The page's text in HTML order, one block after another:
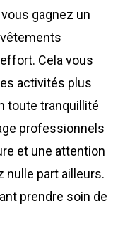
gagnez un
Cela vous
activités plus
toute tranquillité
professionnels
et une attention
nulle part ailleurs.
prendre soin de